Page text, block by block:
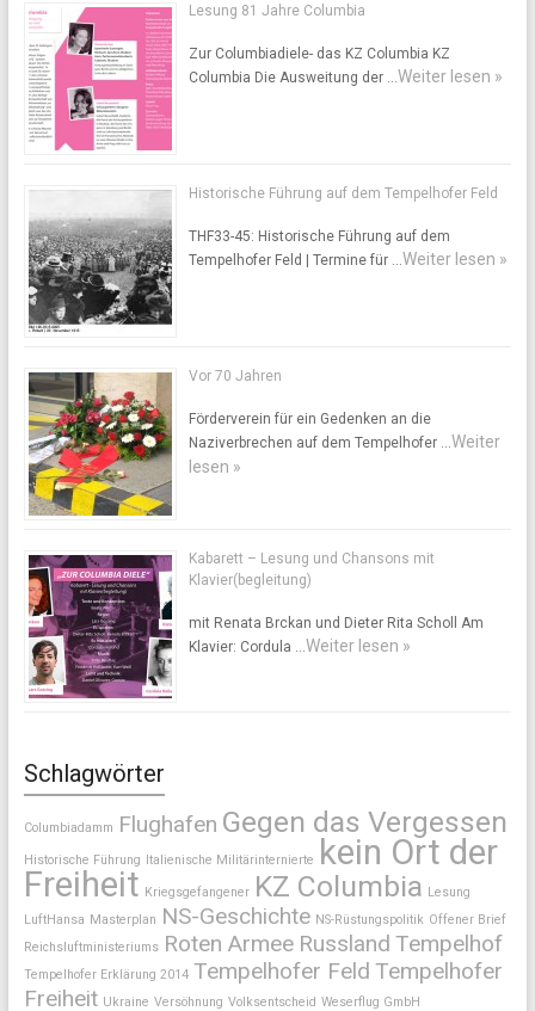
Lesung 81 Jahre Columbia
Zur Columbiadiele- das KZ Columbia KZ
Columbia Die Ausweitung der …Weiter lesen »
Historische Führung auf dem Tempelhofer Feld
THF33-45: Historische Führung auf dem
Tempelhofer Feld | Termine für …Weiter lesen »
Vor 70 Jahren
Förderverein für ein Gedenken an die
Naziverbrechen auf dem Tempelhofer …Weiter
lesen »
Kabarett – Lesung und Chansons mit
Klavier(begleitung)
mit Renata Brckan und Dieter Rita Scholl Am
Klavier: Cordula …Weiter lesen »
Schlagwörter
Columbiadamm Flughafen Gegen das Vergessen
Historische Führung Italienische Militärinternierte kein Ort der
Freiheit Kriegsgefangener KZ Columbia Lesung
LuftHansa Masterplan NS-Geschichte NS-Rüstungspolitik Offener Brief
Reichsluftministeriums Roten Armee Russland Tempelhof
Tempelhofer Erklärung 2014 Tempelhofer Feld Tempelhofer
Freiheit Ukraine Versöhnung Volksentscheid Weserflug GmbH